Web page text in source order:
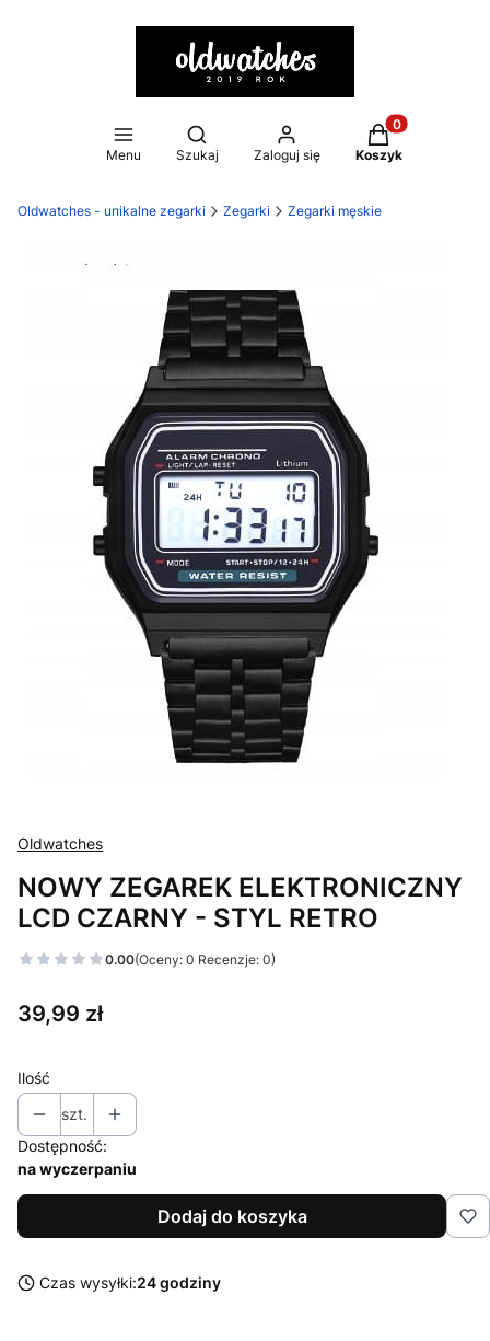
Menu
Otwórz wyszukiwarkę
Szukaj Zaloguj się
Produkty w
Koszyk
Oldwatches - unikalne zegarki Zegarki Zegarki męskie
Oldwatches
NOWY ZEGAREK ELEKTRONICZNY
LCD CZARNY - STYL RETRO
0.00(Oceny: 0 Recenzje: 0)
Cena
39,99 zł
Ilość
szt.
Dostępność:
na wyczerpaniu
Dodaj do koszyka
Czas wysyłki:24 godziny